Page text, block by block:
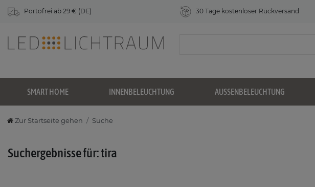
Portofrei ab 29 € (DE) 30 Tage kostenloser Rückversand
SMART HOME INNENBELEUCHTUNG AUSSENBELEUCHTUNG
Zur Startseite gehen Suche
Suchergebnisse für: tira